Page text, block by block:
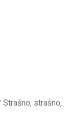
strašno,